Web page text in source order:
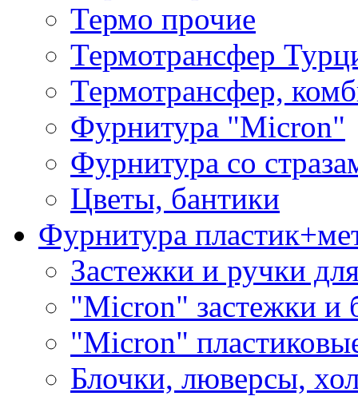
Термо прочие
Термотрансфер
Термотрансфер,
Фурнитура "Micron"
Фурнитура со
Цветы, бантики
Фурнитура
Застежки и ручки
"Micron" застежки и
"Micron"
Блочки, люверсы,